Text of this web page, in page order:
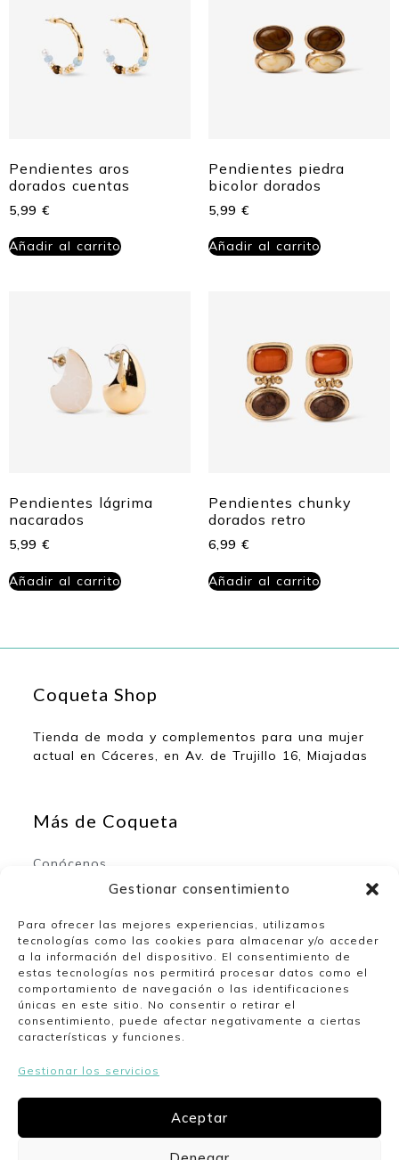
Gestionar consentimiento
Para ofrecer las mejores experiencias, utilizamos
tecnologías como las cookies para almacenar y/o acceder
a la información del dispositivo. El consentimiento de
estas tecnologías nos permitirá procesar datos como el
comportamiento de navegación o las identificaciones
únicas en este sitio. No consentir o retirar el
consentimiento, puede afectar negativamente a ciertas
características y funciones.
Gestionar los servicios
Aceptar
Pendientes aros
dorados cuentas
5,99 €
Añadir al carrito
Pendientes piedra
bicolor dorados
5,99 €
Añadir al carrito
Pendientes lágrima
nacarados
5,99 €
Añadir al carrito
Pendientes chunky
dorados retro
6,99 €
Añadir al carrito
Coqueta Shop
Tienda de moda y complementos para una mujer
actual en Cáceres, en Av. de Trujillo 16, Miajadas
Más de Coqueta
Conócenos
Mi espacio
Mi cuenta
Lista de deseos
Nuestro horario
Lunes a viernes de 10:00 a 13:30 y de 17:00 a
20:00. Sábados de 10:00 a 14:00.